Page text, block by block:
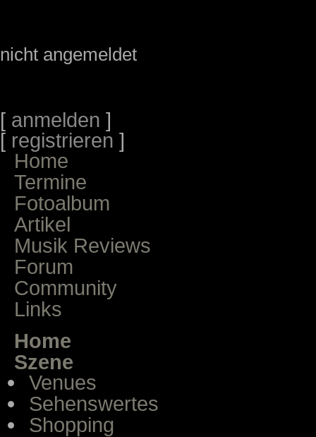
nicht angemeldet
[ anmelden ]
[ registrieren ]
Home
Termine
Fotoalbum
Artikel
Musik Reviews
Forum
Community
Links
Home
Szene
Venues
Sehenswertes
Shopping